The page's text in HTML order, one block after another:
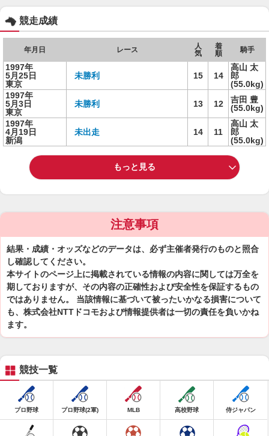
競走成績
年月日 レース
人
気
着
順
騎手
1997年
5月25日
東京
未勝利 15 14
高山 太
郎
(55.0kg)
1997年
5月3日
東京
未勝利 13 12
吉田 豊
(55.0kg)
1997年
4月19日
新潟
未出走 14 11
高山 太
郎
(55.0kg)
もっと見る
注意事項
結果・成績・オッズなどのデータは、必ず主催者発行のものと照合
し確認してください。
本サイトのページ上に掲載されている情報の内容に関しては万全を
期しておりますが、その内容の正確性および安全性を保証するもの
ではありません。 当該情報に基づいて被ったいかなる損害について
も、株式会社NTTドコモおよび情報提供者は一切の責任を負いかね
ます。
競技一覧
プロ野球 プロ野球(2軍) MLB 高校野球 侍ジャパン